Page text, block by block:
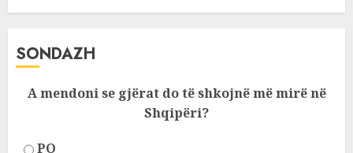
SONDAZH
A mendoni se gjërat do të shkojnë më mirë në
Shqipëri?
PO